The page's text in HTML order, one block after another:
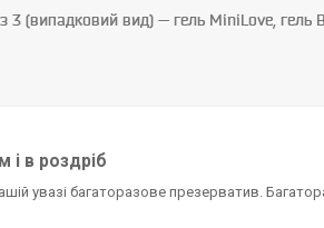
3 (випадковий вид) — гель MiniLove,
і в роздріб
увазі багаторазове презерватив.